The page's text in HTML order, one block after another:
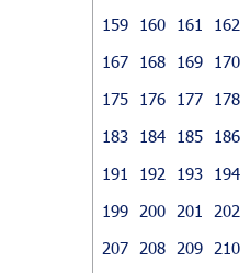
159
160 161 162
167
168 169 170
175
176 177 178
183
184 185 186
191
192 193 194
199
200 201 202
207
208 209 210